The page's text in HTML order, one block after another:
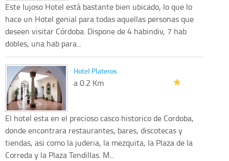
Este lujoso Hotel está bastante bien ubicado, lo que lo
hace un Hotel genial para todas aquellas personas que
deseen visitar Córdoba. Dispone de 4 habindiv, 7 hab
dobles, una hab para...
Hotel Plateros
a 0.2 Km
El hotel esta en el precioso casco historico de Cordoba,
donde encontrara restaurantes, bares, discotecas y
tiendas, asi como la juderia, la mezquita, la Plaza de la
Correda y la Plaza Tendillas. M...